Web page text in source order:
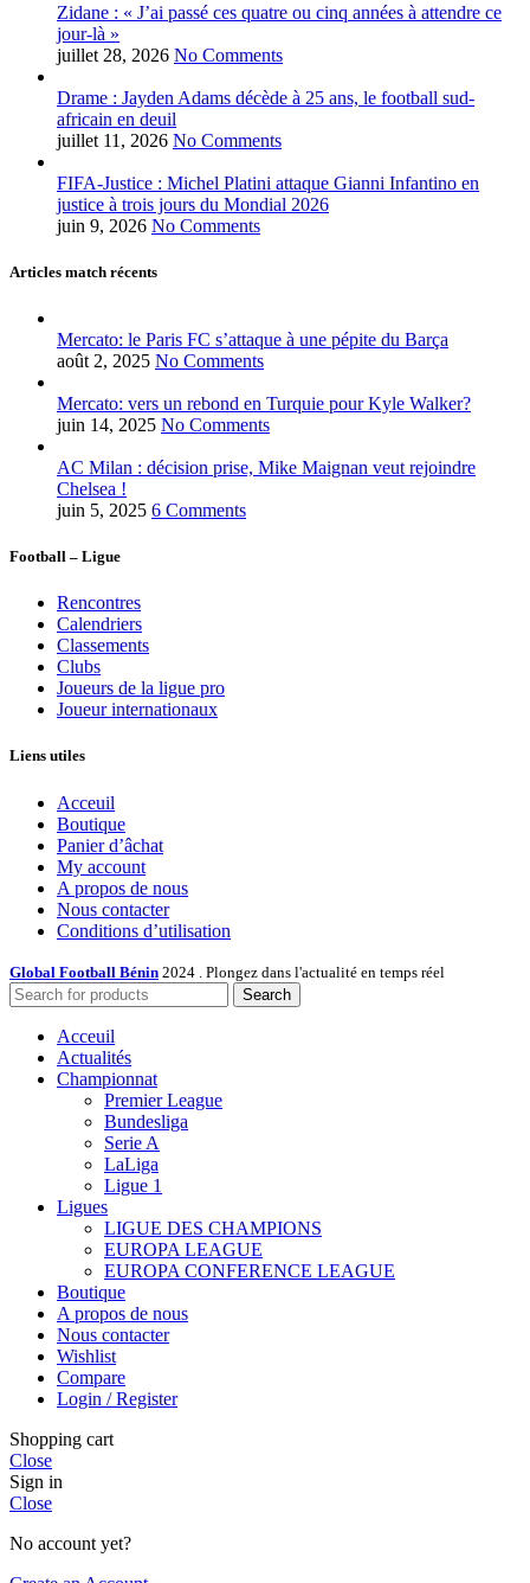
Zidane : « J’ai passé ces quatre ou cinq années à attendre ce
jour-là »
juillet 28, 2026 No Comments
Drame : Jayden Adams décède à 25 ans, le football sud-
africain en deuil
juillet 11, 2026 No Comments
FIFA-Justice : Michel Platini attaque Gianni Infantino en
justice à trois jours du Mondial 2026
juin 9, 2026 No Comments
Articles match récents
Mercato: le Paris FC s’attaque à une pépite du Barça
août 2, 2025 No Comments
Mercato: vers un rebond en Turquie pour Kyle Walker?
juin 14, 2025 No Comments
AC Milan : décision prise, Mike Maignan veut rejoindre
Chelsea !
juin 5, 2025 6 Comments
Football – Ligue
Rencontres
Calendriers
Classements
Clubs
Joueurs de la ligue pro
Joueur internationaux
Liens utiles
Acceuil
Boutique
Panier d’âchat
My account
A propos de nous
Nous contacter
Conditions d’utilisation
Global Football Bénin 2024 . Plongez dans l'actualité en temps réel
Search
Acceuil
Actualités
Championnat
Premier League
Bundesliga
Serie A
LaLiga
Ligue 1
Ligues
LIGUE DES CHAMPIONS
EUROPA LEAGUE
EUROPA CONFERENCE LEAGUE
Boutique
A propos de nous
Nous contacter
Wishlist
Compare
Login / Register
Shopping cart
Close
Sign in
Close
No account yet?